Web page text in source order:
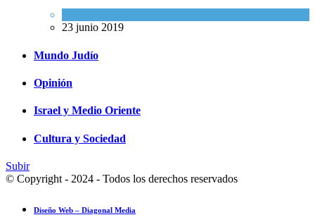
23 junio 2019
Mundo Judío
Opinión
Israel y Medio Oriente
Cultura y Sociedad
Subir
© Copyright - 2024 - Todos los derechos reservados
Diseño Web – Diagonal Media